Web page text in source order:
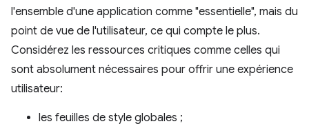
l'ensemble d'une application comme "essentielle", mais du
point de vue de l'utilisateur, ce qui compte le plus.
Considérez les ressources critiques comme celles qui
sont absolument nécessaires pour offrir une expérience
utilisateur:
les feuilles de style globales ;